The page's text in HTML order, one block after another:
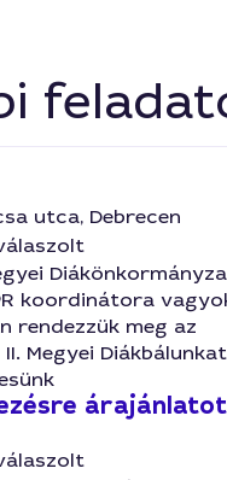
utca, Debrecen
koordinátora
rendezzük meg az
Megyei Diákbálunkat
árajánlatot